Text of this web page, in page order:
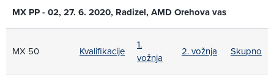
MX PP - 02, 27. 6. 2020, Radizel, AMD Orehova vas
MX 50 Kvalifikacije
1.
vožnja
2. vožnja Skupno